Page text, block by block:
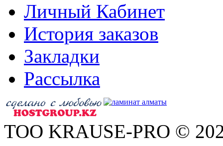
Личный Кабинет
История заказов
Закладки
Рассылка
ТОО KRAUSE-PRO ©